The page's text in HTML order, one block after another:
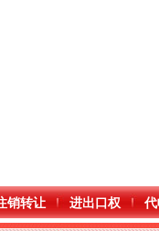
销转让 进出口权